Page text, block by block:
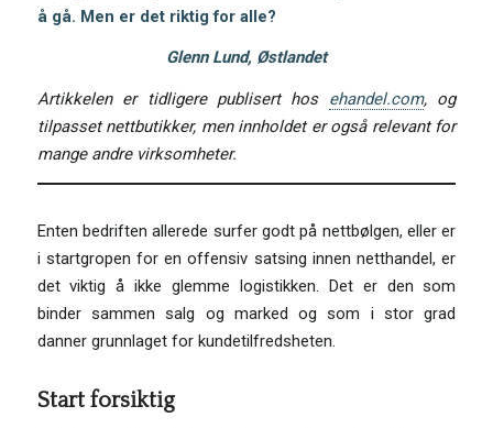
å gå. Men er det riktig for alle?
Glenn Lund, Østlandet
Artikkelen er tidligere publisert hos ehandel.com, og
tilpasset nettbutikker, men innholdet er også relevant for
mange andre virksomheter.
Enten bedriften allerede surfer godt på nettbølgen, eller er
i startgropen for en offensiv satsing innen netthandel, er
det viktig å ikke glemme logistikken. Det er den som
binder sammen salg og marked og som i stor grad
danner grunnlaget for kundetilfredsheten.
Start forsiktig